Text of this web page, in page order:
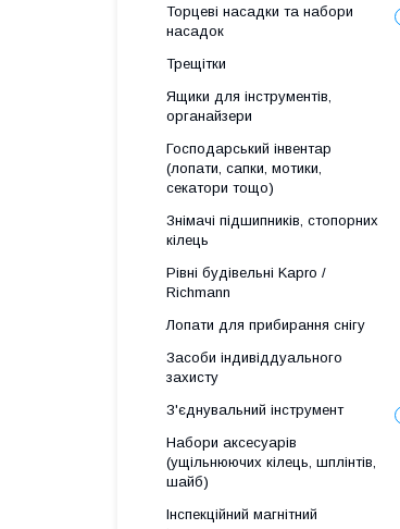
Торцеві насадки та набори
насадок
Трещітки
Ящики для інструментів,
органайзери
Господарський інвентар
(лопати, сапки, мотики,
секатори тощо)
Знімачі підшипників, стопорних
кілець
Рівні будівельні Kapro /
Richmann
Лопати для прибирання снігу
Засоби індивіддуального
захисту
З'єднувальний інструмент
Набори аксесуарів
(ущільнюючих кілець, шплінтів,
шайб)
Інспекційний магнітний